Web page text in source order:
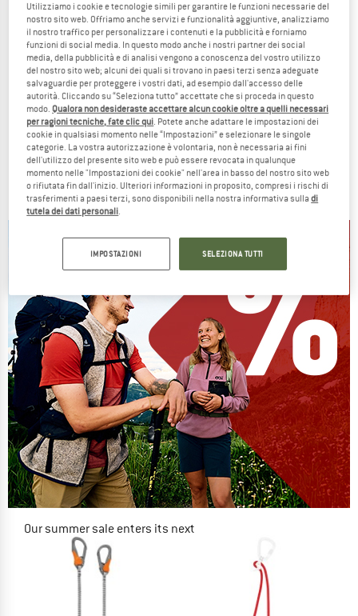
ROCK EMPIRE
Pip
37,95 €
4,5(6)
OCUN
Via Ferrata Twist+Chest Set
Set da arrampicata
223,20 €
Our summer sale enters its next
NOW UP TO 50% OFF
Utilizziamo i cookie e tecnologie simili per garantire le funzioni necessarie del
nostro sito web. Offriamo anche servizi e funzionalità aggiuntive, analizziamo
il nostro traffico per personalizzare i contenuti e la pubblicità e forniamo
funzioni di social media. In questo modo anche i nostri partner dei social
media, della pubblicità e di analisi vengono a conoscenza del vostro utilizzo
del nostro sito web; alcuni dei quali si trovano in paesi terzi senza adeguate
salvaguardie per proteggere i vostri dati, ad esempio dall'accesso delle
autorità. Cliccando su “Seleziona tutto” accettate che si proceda in questo
modo. Qualora non desideraste accettare alcun cookie oltre a quelli necessari
per ragioni tecniche, fate clic qui. Potete anche adattare le impostazioni dei
cookie in qualsiasi momento nelle “Impostazioni” e selezionare le singole
categorie. La vostra autorizzazione è volontaria, non è necessaria ai fini
dell'utilizzo del presente sito web e può essere revocata in qualunque
momento nelle "Impostazioni dei cookie" nell'area in basso del nostro sito web
o rifiutata fin dall'inizio. Ulteriori informazioni in proposito, compresi i rischi di
trasferimenti a paesi terzi, sono disponibili nella nostra informativa sulladi
tutela dei dati personali.
IMPOSTAZIONI SELEZIONA TUTTI